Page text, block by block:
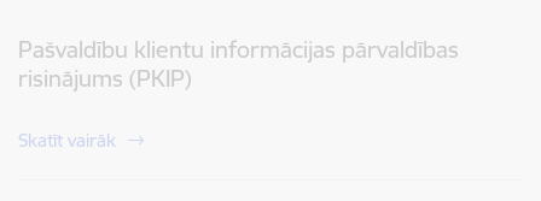
Pašvaldību klientu informācijas pārvaldības
risinājums (PKIP)
Skatīt vairāk